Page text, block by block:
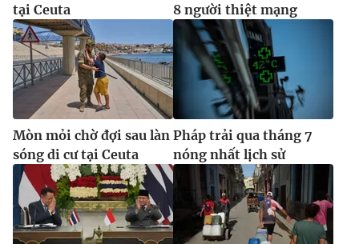
tại Ceuta
8 người thiệt mạng
Mòn mỏi chờ đợi sau làn
sóng di cư tại Ceuta
Pháp trải qua tháng 7
nóng nhất lịch sử